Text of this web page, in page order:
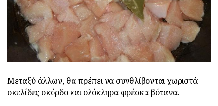
Μεταξύ άλλων, θα πρέπει να συνθλίβονται χωριστά
σκελίδες σκόρδο και ολόκληρα φρέσκα βότανα.